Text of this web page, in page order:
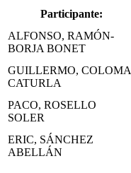
Participante:
ALFONSO, RAMÓN-
BORJA BONET
GUILLERMO, COLOMA
CATURLA
PACO, ROSELLO
SOLER
ERIC, SÁNCHEZ
ABELLÁN